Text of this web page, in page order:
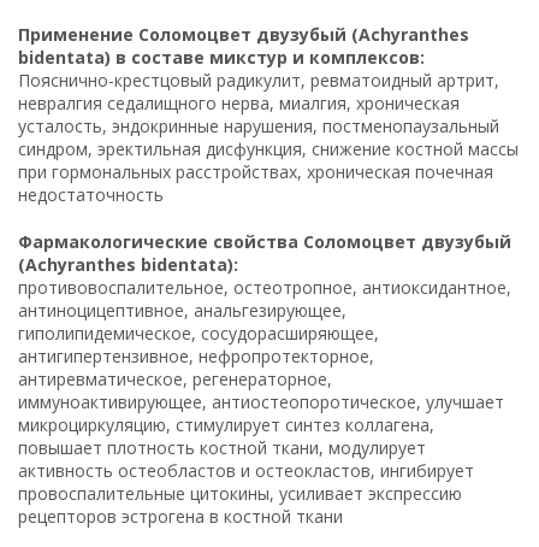
Применение Соломоцвет двузубый (Achyranthes
bidentata) в составе микстур и комплексов:
Пояснично-крестцовый радикулит, ревматоидный артрит,
невралгия седалищного нерва, миалгия, хроническая
усталость, эндокринные нарушения, постменопаузальный
синдром, эректильная дисфункция, снижение костной массы
при гормональных расстройствах, хроническая почечная
недостаточность
Фармакологические свойства Соломоцвет двузубый
(Achyranthes bidentata):
противовоспалительное, остеотропное, антиоксидантное,
антиноцицептивное, анальгезирующее,
гиполипидемическое, сосудорасширяющее,
антигипертензивное, нефропротекторное,
антиревматическое, регенераторное,
иммуноактивирующее, антиостеопоротическое, улучшает
микроциркуляцию, стимулирует синтез коллагена,
повышает плотность костной ткани, модулирует
активность остеобластов и остеокластов, ингибирует
провоспалительные цитокины, усиливает экспрессию
рецепторов эстрогена в костной ткани